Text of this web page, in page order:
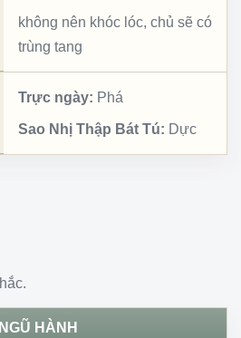
không nên khóc lóc, chủ sẽ có
trùng tang
Trực ngày: Phá
Sao Nhị Thập Bát Tú: Dực
NGŨ HÀNH